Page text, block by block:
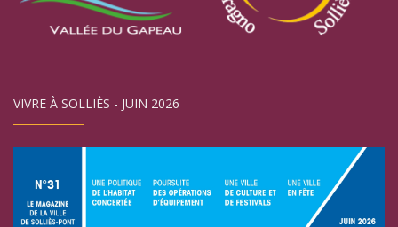
VIVRE À SOLLIÈS - JUIN 2026